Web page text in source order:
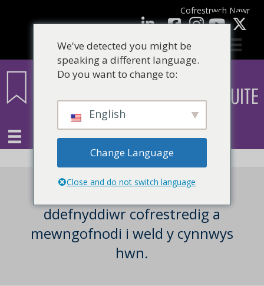
Cofrestrwch Nawr
LinkedInfacebook YouTube
Mae angen i chi fod yn
ddefnyddiwr cofrestredig a
mewngofnodi i weld y cynnwys
hwn.
We've detected you might be
speaking a different language.
Do you want to change to:
English
Change Language
Close and do not switch language